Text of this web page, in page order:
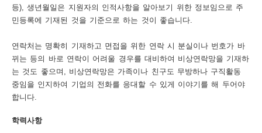
보
보
련
정
우
미
내
등), 생년월일은 지원자의 인적사항을 알아보기 위한 정보임으로 주
민등록에 기재된 것을 기준으로 하는 것이 좋습니다.
연락처는 명확히 기재하고 면접을 위한 연락 시 분실이나 번호가 바
뀌는 등의 바로 연락이 어려울 경우를 대비하여 비상연락망을 기재하
는 것도 좋으며, 비상연락망은 가족이나 친구도 무방하나 구직활동
중임을 인지하여 기업의 전화를 응대할 수 있게 이야기를 해 두어야
합니다.
학력사항
도
우